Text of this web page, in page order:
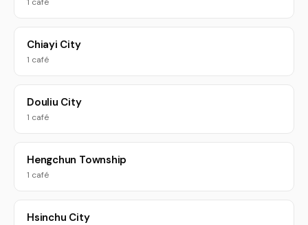
Chiayi City
1 café
Douliu City
1 café
Hengchun Township
1 café
Hsinchu City